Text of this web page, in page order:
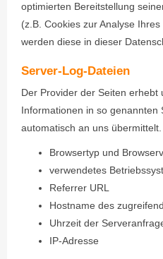
optimierten Bereitstellung
(z.B. Cookies zur Analyse
werden diese in dieser
Server-Log-Dateien
Der Provider der Seiten erhebt
Informationen in so
automatisch an uns
Browsertyp und
verwendetes
Referrer URL
Hostname des
Uhrzeit der
IP-Adresse